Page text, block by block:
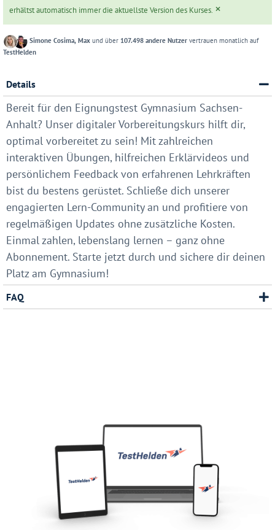
erhältst automatisch immer die aktuellste Version des Kurses. ×
Simone Cosima, Max und über 107.498 andere Nutzer vertrauen monatlich auf
TestHelden
Details
Bereit für den Eignungstest Gymnasium Sachsen-
Anhalt? Unser digitaler Vorbereitungskurs hilft dir,
optimal vorbereitet zu sein! Mit zahlreichen
interaktiven Übungen, hilfreichen Erklärvideos und
persönlichem Feedback von erfahrenen Lehrkräften
bist du bestens gerüstet. Schließe dich unserer
engagierten Lern-Community an und profitiere von
regelmäßigen Updates ohne zusätzliche Kosten.
Einmal zahlen, lebenslang lernen – ganz ohne
Abonnement. Starte jetzt durch und sichere dir deinen
Platz am Gymnasium!
FAQ